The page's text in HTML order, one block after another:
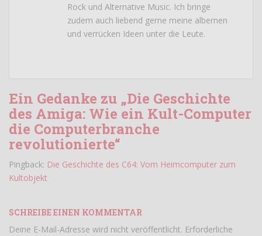
Rock und Alternative Music. Ich bringe
zudem auch liebend gerne meine albernen
und verrücken Ideen unter die Leute.
Ein Gedanke zu „Die Geschichte
des Amiga: Wie ein Kult-Computer
die Computerbranche
revolutionierte“
Pingback: Die Geschichte des C64: Vom Heimcomputer zum
Kultobjekt
SCHREIBE EINEN KOMMENTAR
Deine E-Mail-Adresse wird nicht veröffentlicht. Erforderliche